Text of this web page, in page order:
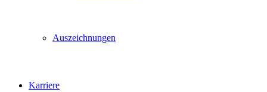
Auszeichnungen
Karriere